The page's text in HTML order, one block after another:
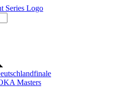
Masters